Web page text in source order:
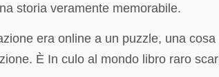
storia veramente memorabile.
era online a un puzzle, una
È In culo al mondo libro raro